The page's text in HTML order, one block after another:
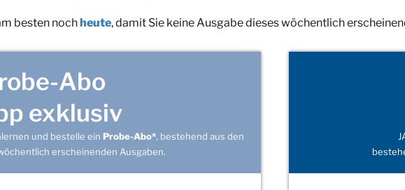
besten nochheute, damit Sie keine Ausgabe dieses wöchentlich
Abo
exklusiv
und bestelle ein Probe-Abo*, bestehend aus den
erscheinenden Ausgaben.